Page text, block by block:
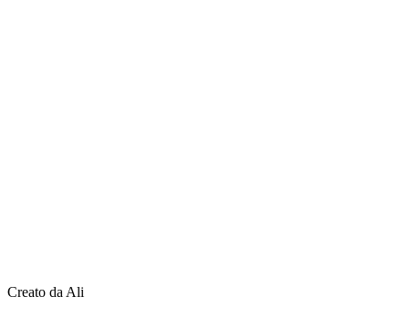
Creato da Ali